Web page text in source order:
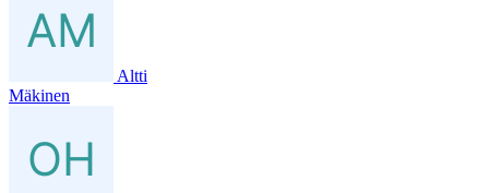
Altti
Mäkinen